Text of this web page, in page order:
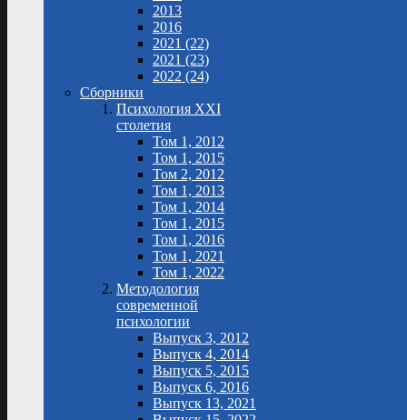
2013
2016
2021 (22)
2021 (23)
2022 (24)
Сборники
Психология XXI
столетия
Том 1, 2012
Том 1, 2015
Том 2, 2012
Том 1, 2013
Том 1, 2014
Том 1, 2015
Том 1, 2016
Том 1, 2021
Том 1, 2022
Методология
современной
психологии
Выпуск 3, 2012
Выпуск 4, 2014
Выпуск 5, 2015
Выпуск 6, 2016
Выпуск 13, 2021